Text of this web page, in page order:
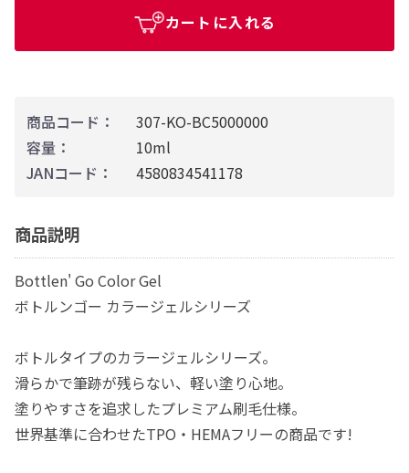
商品コード：
307-KO-BC5000000
容量：
10ml
JANコード：
4580834541178
商品説明
Bottlen' Go Color Gel
ボトルンゴー カラージェルシリーズ
ボトルタイプのカラージェルシリーズ。
滑らかで筆跡が残らない、軽い塗り心地。
塗りやすさを追求したプレミアム刷毛仕様。
世界基準に合わせたTPO・HEMAフリーの商品です!
カートに入れる